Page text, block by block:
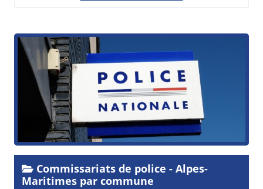
Commissariats de police - Alpes-
Maritimes par commune